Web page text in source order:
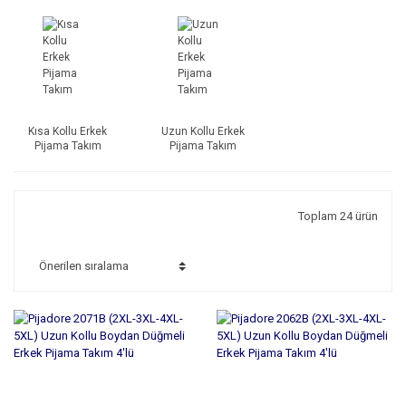
Kısa Kollu Erkek
Pijama Takım
Uzun Kollu Erkek
Pijama Takım
Toplam 24 ürün